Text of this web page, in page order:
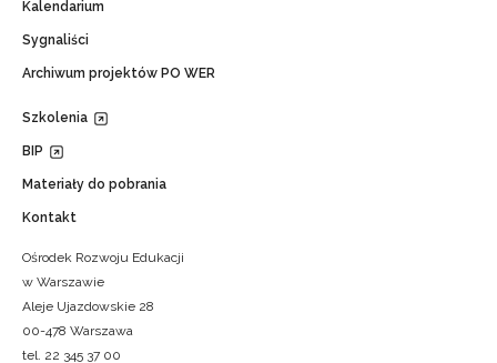
Kalendarium
Sygnaliści
Archiwum projektów PO WER
Szkolenia
BIP
Materiały do pobrania
Kontakt
Ośrodek Rozwoju Edukacji
w Warszawie
Aleje Ujazdowskie 28
00-478 Warszawa
tel. 22 345 37 00